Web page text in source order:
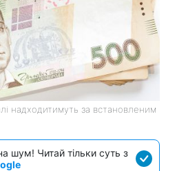
надходитимуть за встановленим
шум! Читай тільки суть з